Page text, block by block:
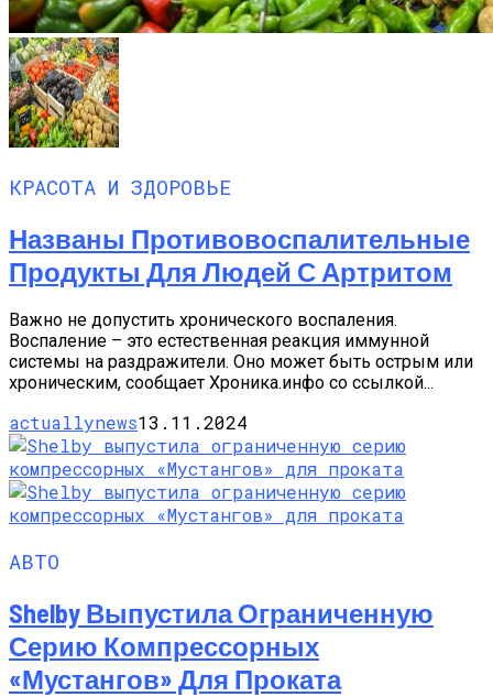
КРАСОТА И ЗДОРОВЬЕ
Названы Противовоспалительные
Продукты Для Людей С Артритом
Важно не допустить хронического воспаления.
Воспаление – это естественная реакция иммунной
системы на раздражители. Оно может быть острым или
хроническим, сообщает Хроника.инфо со ссылкой...
actuallynews13.11.2024
АВТО
Shelby Выпустила Ограниченную
Серию Компрессорных
«Мустангов» Для Проката